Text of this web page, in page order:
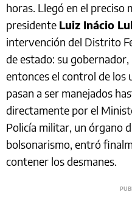
horas. Llegó en el preciso
presidente Luiz Inácio
intervención del Distrito
de estado: su gobernador,
entonces el control de los
pasan a ser manejados
directamente por el
Policía militar, un órgano
bolsonarismo, entró
contener los desmanes.